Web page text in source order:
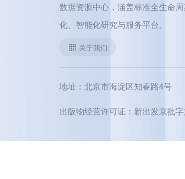
数据资源中心，涵盖标准全生命
化、智能化研究与服务平台。
关于我们
地址：北京市海淀区知春路4号
出版物经营许可证：新出发京批